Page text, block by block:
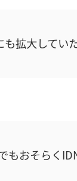
拡大してい
もおそらく